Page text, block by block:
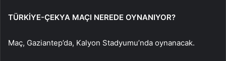
TÜRKİYE-ÇEKYA MAÇI NEREDE OYNANIYOR?
Maç, Gaziantep’da, Kalyon Stadyumu’nda oynanacak.